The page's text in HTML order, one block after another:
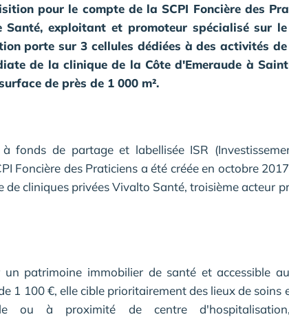
pour le compte de la SCPI Foncière des
Santé, exploitant et promoteur spécialisé sur
porte sur 3 cellules dédiées à des activités
de la clinique de la Côte d'Emeraude à
de près de 1 000 m².
fonds de partage et labellisée ISR
Foncière des Praticiens a été créée en octobre
de cliniques privées Vivalto Santé, troisième acteur
patrimoine immobilier de santé et accessible
1 100 €, elle cible prioritairement des lieux de soins
à proximité de centre